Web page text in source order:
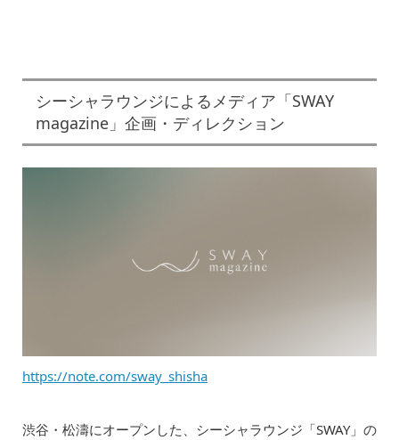
シーシャラウンジによるメディア「SWAY
magazine」企画・ディレクション
https://note.com/sway_shisha
渋谷・松濤にオープンした、シーシャラウンジ「SWAY」の